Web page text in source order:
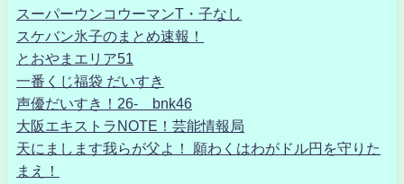
スーパーウンコウーマンT・子なし
スケバン氷子のまとめ速報！
とおやまエリア51
一番くじ福袋 だいすき
声優だいすき！26- bnk46
大阪エキストラNOTE！芸能情報局
天にまします我らが父よ！ 願わくはわがドル円を守りた
まえ！